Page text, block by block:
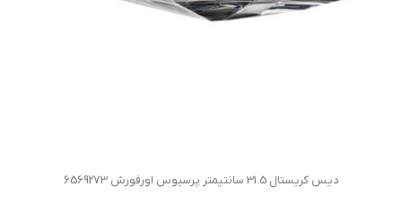
دیس کریستال 31.5 سانتیمتر پرسیوس اورفورش 6569273